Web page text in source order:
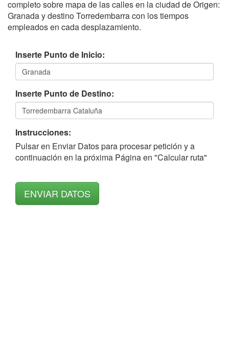
completo sobre mapa de las calles en la ciudad de Origen:
Granada y destino Torredembarra con los tiempos
empleados en cada desplazamiento.
Inserte Punto de Inicio:
Inserte Punto de Destino:
Instrucciones:
Pulsar en Enviar Datos para procesar petición y a
continuación en la próxima Página en "Calcular ruta"